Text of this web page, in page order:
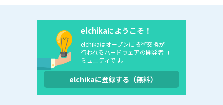
elchikaにようこそ！
elchikaはオープンに技術交換が
行われるハードウェアの開発者コ
ミュニティです。
elchikaに登録する（無料）